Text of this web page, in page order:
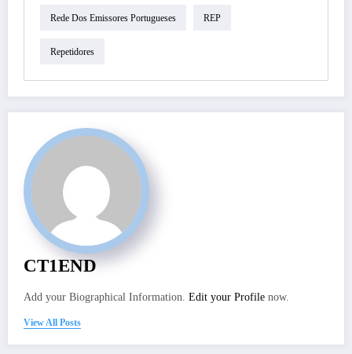
Rede Dos Emissores Portugueses REP
Repetidores
CT1END
Add your Biographical Information. Edit your Profile now.
View All Posts